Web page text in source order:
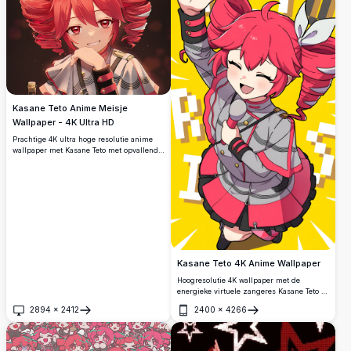
Kasane Teto Anime Meisje
Wallpaper - 4K Ultra HD
Prachtige 4K ultra hoge resolutie anime
wallpaper met Kasane Teto met opvallend
2894 × 2412
Openen
Kasane Teto 4K Anime Wallpaper
Hoogresolutie 4K wallpaper met de
energieke virtuele zangeres Kasane Teto in
anime-kunstwerk toont dynamische poses
met gedetailleerd karakterontwerp tegen
een heldergele achtergrond, perfect voor
anime-liefhebbers.
2400 × 4266
Openen